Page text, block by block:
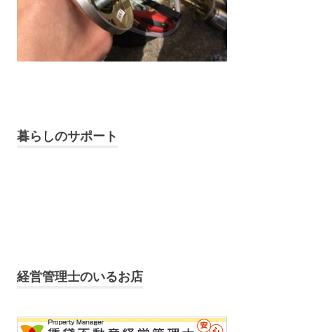
暮らしのサポート
経営管理士のいるお店